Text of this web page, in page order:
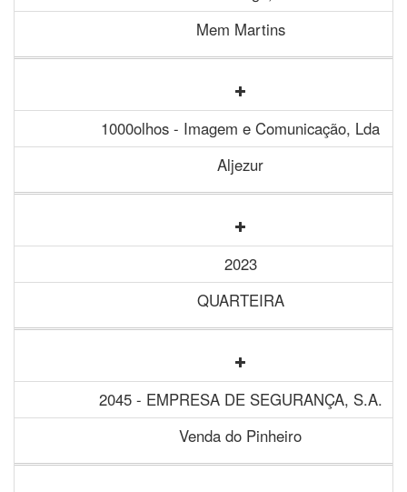
Mem Martins
1000olhos - Imagem e Comunicação, Lda
Aljezur
2023
QUARTEIRA
2045 - EMPRESA DE SEGURANÇA, S.A.
Venda do Pinheiro